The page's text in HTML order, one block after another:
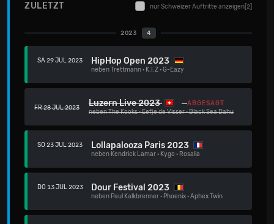
ZULETZT nur Schweizer Auftritte anzeigen [2]
2023 4
SA 29 JUL 2023 HipHop Open 2023
nebenTrettmann· K.I.Z·G-Eazy
FR 28 JUL 2023 Luzern Live 2023
ABGESAGT
nebenThe Kooks·Eefje de Visser·Black Sea Dahu
SO 23 JUL 2023 Lollapalooza Paris 2023
neben Kendrick Lamar· Kygo · Rosalia
DO 13 JUL 2023 Dour Festival 2023
neben Paul Kalkbrenner· Phoenix·Aphex Twin